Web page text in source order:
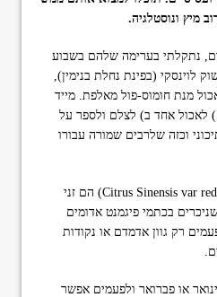
cached
מיץ ונוסטלגיה.
נתקלתי בערימה שלהם בשבוע
(בפינת נחלת בנימין),
מנת חומוס-פול מאלפת. מייד
לאכול אחד ב) לצלם ולספר על
וכזה שלרבים שמורה עבורו
(Blood Oranges או Citrus Sinensis var red) הם זני
בכתמי פיגמנט אדומים
רק גוון אדמדם או נקודות
או פברואר ולפעמים אפשר